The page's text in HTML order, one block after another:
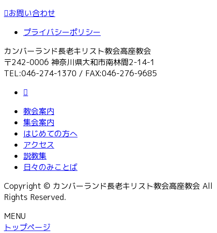
お問い合わせ
プライバシーポリシー
カンバーランド長老キリスト教会高座教会
〒242-0006 神奈川県大和市南林間2-14-1
TEL:046-274-1370 / FAX:046-276-9685
教会案内
集会案内
はじめての方へ
アクセス
説教集
日々のみことば
Copyright © カンバーランド長老キリスト教会高座教会 All
Rights Reserved.
MENU
トップページ